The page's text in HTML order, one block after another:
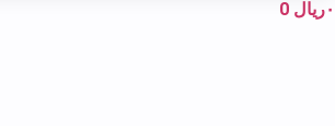
۰ریال 0